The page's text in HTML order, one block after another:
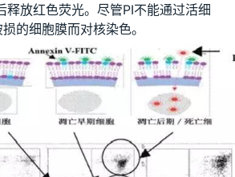
放红色荧光。尽管PI不能通过活细
的细胞膜而对核染色。